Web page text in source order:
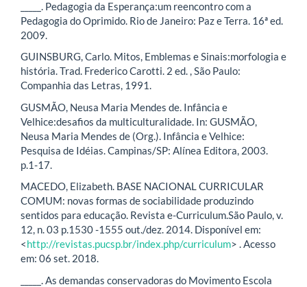
_____. Pedagogia da Esperança:um reencontro com a
Pedagogia do Oprimido. Rio de Janeiro: Paz e Terra. 16ª ed.
2009.
GUINSBURG, Carlo. Mitos, Emblemas e Sinais:morfologia e
história. Trad. Frederico Carotti. 2 ed. , São Paulo:
Companhia das Letras, 1991.
GUSMÃO, Neusa Maria Mendes de. Infância e
Velhice:desafios da multiculturalidade. In: GUSMÃO,
Neusa Maria Mendes de (Org.). Infância e Velhice:
Pesquisa de Idéias. Campinas/SP: Alínea Editora, 2003.
p.1-17.
MACEDO, Elizabeth. BASE NACIONAL CURRICULAR
COMUM: novas formas de sociabilidade produzindo
sentidos para educação. Revista e-Curriculum.São Paulo, v.
12, n. 03 p.1530 -1555 out./dez. 2014. Disponível em:
<http://revistas.pucsp.br/index.php/curriculum> . Acesso
em: 06 set. 2018.
_____. As demandas conservadoras do Movimento Escola